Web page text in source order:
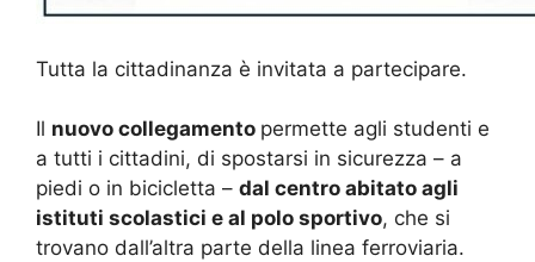
Tutta la cittadinanza è invitata a partecipare.
Il nuovo collegamento permette agli studenti e
a tutti i cittadini, di spostarsi in sicurezza – a
piedi o in bicicletta – dal centro abitato agli
istituti scolastici e al polo sportivo, che si
trovano dall’altra parte della linea ferroviaria.